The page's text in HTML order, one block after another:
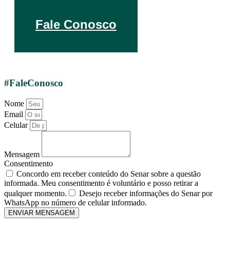
Fale Conosco
#FaleConosco
Nome
Email
Celular
Mensagem
Consentimento
Concordo em receber conteúdo do Senar sobre a questão
informada. Meu consentimento é voluntário e posso retirar a
qualquer momento.
Desejo receber informações do Senar por
WhatsApp no número de celular informado.
ENVIAR MENSAGEM